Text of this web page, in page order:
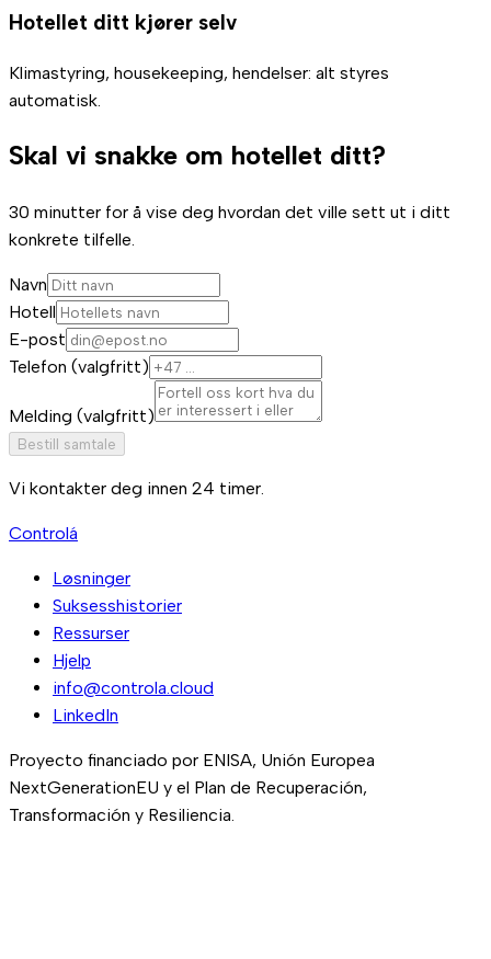
Hotellet ditt kjører selv
Klimastyring, housekeeping, hendelser: alt styres
automatisk.
Skal vi snakke om hotellet ditt?
30 minutter for å vise deg hvordan det ville sett ut i ditt
konkrete tilfelle.
Navn
Hotell
E-post
Telefon (valgfritt)
Melding (valgfritt)
Bestill samtale
Vi kontakter deg innen 24 timer.
Controlá
Løsninger
Suksesshistorier
Ressurser
Hjelp
info@controla.cloud
LinkedIn
Proyecto financiado por ENISA, Unión Europea
NextGenerationEU y el Plan de Recuperación,
Transformación y Resiliencia.